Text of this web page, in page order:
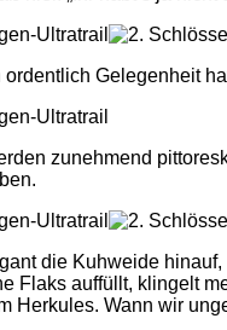
Gelegenheit
zunehmend
die Kuhweide
Flaks auffüllt, klingelt
Herkules. Wann wir